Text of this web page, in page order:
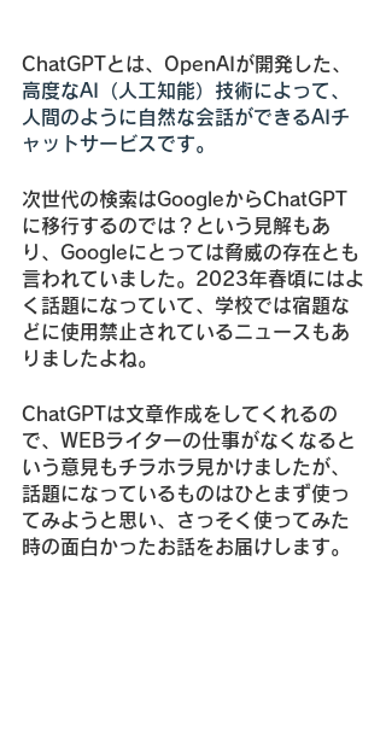
ChatGPTとは、OpenAIが開発した、
高度なAI（人工知能）技術によって、
人間のように自然な会話ができるAIチ
ャットサービスです。
次世代の検索はGoogleからChatGPT
に移行するのでは？という見解もあ
り、Googleにとっては脅威の存在とも
言われていました。2023年春頃にはよ
く話題になっていて、学校では宿題な
どに使用禁止されているニュースもあ
りましたよね。
ChatGPTは文章作成をしてくれるの
で、WEBライターの仕事がなくなると
いう意見もチラホラ見かけましたが、
話題になっているものはひとまず使っ
てみようと思い、さっそく使ってみた
時の面白かったお話をお届けします。